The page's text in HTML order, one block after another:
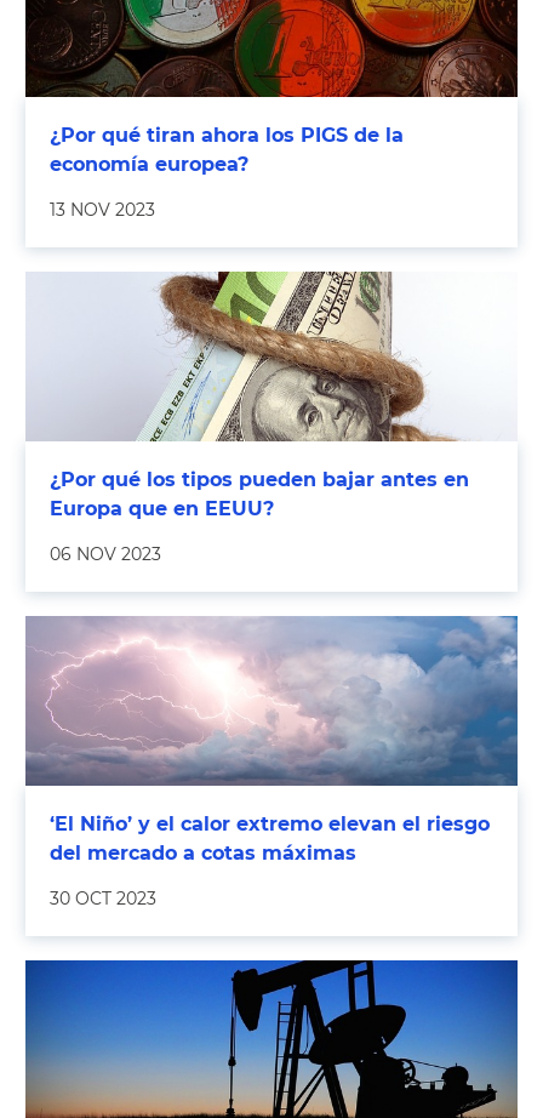
¿Por qué tiran ahora los PIGS de la
economía europea?
13 NOV 2023
¿Por qué los tipos pueden bajar antes en
Europa que en EEUU?
06 NOV 2023
‘El Niño’ y el calor extremo elevan el riesgo
del mercado a cotas máximas
30 OCT 2023